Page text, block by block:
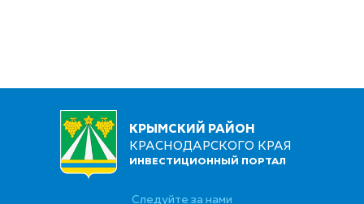
КРЫМСКИЙ РАЙОН
КРАСНОДАРСКОГО КРАЯ
ИНВЕСТИЦИОННЫЙ ПОРТАЛ
Следуйте за нами